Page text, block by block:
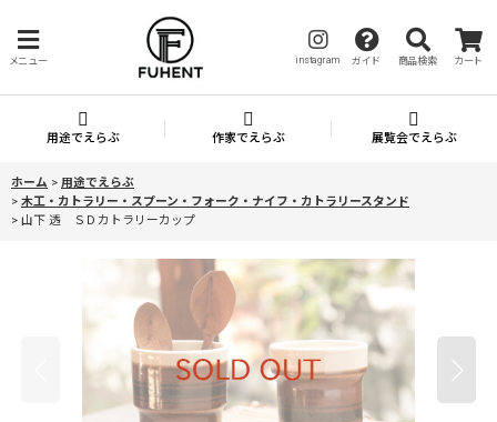
メニュー instagram ガイド 商品検索 カート
用途でえらぶ 作家でえらぶ 展覧会でえらぶ
ホーム > 用途でえらぶ
> 木工・カトラリー・スプーン・フォーク・ナイフ・カトラリースタンド
> 山下 透 ＳＤカトラリーカップ